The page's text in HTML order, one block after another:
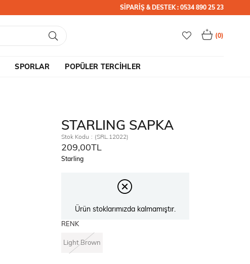
SİPARİŞ & DESTEK : 0534 890 25 23
0
SPORLAR POPÜLER TERCİHLER
STARLING SAPKA
Stok Kodu (SRL.12022)
209,00TL
Starling
Ürün stoklarımızda kalmamıştır.
RENK
Light Brown